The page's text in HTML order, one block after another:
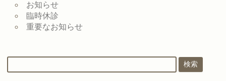
お知らせ
臨時休診
重要なお知らせ